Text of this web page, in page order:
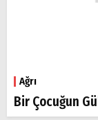
Ağrı
Bir Çocuğun